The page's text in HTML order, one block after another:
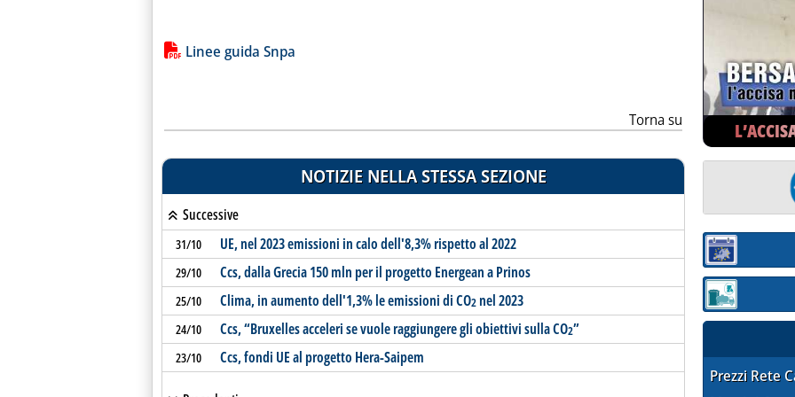
Lista allegati PDF alla notizia
Linee guida Snpa
Torna su
NOTIZIE NELLA STESSA SEZIONE
Successive
31/10 UE, nel 2023 emissioni in calo dell'8,3% rispetto al 2022
29/10 Ccs, dalla Grecia 150 mln per il progetto Energean a Prinos
25/10 Clima, in aumento dell'1,3% le emissioni di CO2nel 2023
24/10 Ccs, “Bruxelles acceleri se vuole raggiungere gli obiettivi sulla CO2”
23/10 Ccs, fondi UE al progetto Hera-Saipem
Sezione:
Sezione:
Prezzi Rete